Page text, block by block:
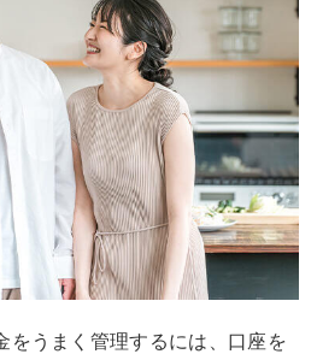
をうまく管理するには、口座を